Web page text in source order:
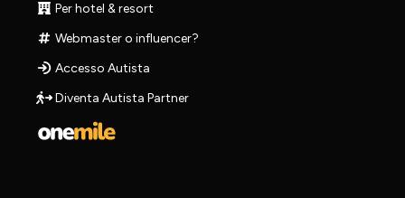
Per hotel & resort
Webmaster o influencer?
Accesso Autista
Diventa Autista Partner